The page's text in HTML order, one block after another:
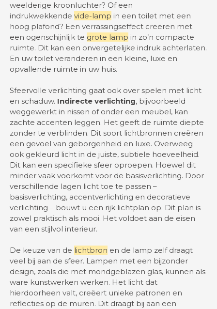
weelderige kroonluchter? Of een
indrukwekkende vide-lamp in een toilet met een
hoog plafond? Een verrassingseffect creëren met
een ogenschijnlijk te grote lamp in zo’n compacte
ruimte. Dit kan een onvergetelijke indruk achterlaten.
En uw toilet veranderen in een kleine, luxe en
opvallende ruimte in uw huis.
Sfeervolle verlichting gaat ook over spelen met licht
en schaduw. Indirecte verlichting, bijvoorbeeld
weggewerkt in nissen of onder een meubel, kan
zachte accenten leggen. Het geeft de ruimte diepte
zonder te verblinden. Dit soort lichtbronnen creëren
een gevoel van geborgenheid en luxe. Overweeg
ook gekleurd licht in de juiste, subtiele hoeveelheid.
Dit kan een specifieke sfeer oproepen. Hoewel dit
minder vaak voorkomt voor de basisverlichting. Door
verschillende lagen licht toe te passen –
basisverlichting, accentverlichting en decoratieve
verlichting – bouwt u een rijk lichtplan op. Dit plan is
zowel praktisch als mooi. Het voldoet aan de eisen
van een stijlvol interieur.
De keuze van de lichtbron en de lamp zelf draagt
veel bij aan de sfeer. Lampen met een bijzonder
design, zoals die met mondgeblazen glas, kunnen als
ware kunstwerken werken. Het licht dat
hierdoorheen valt, creëert unieke patronen en
reflecties op de muren. Dit draagt bij aan een